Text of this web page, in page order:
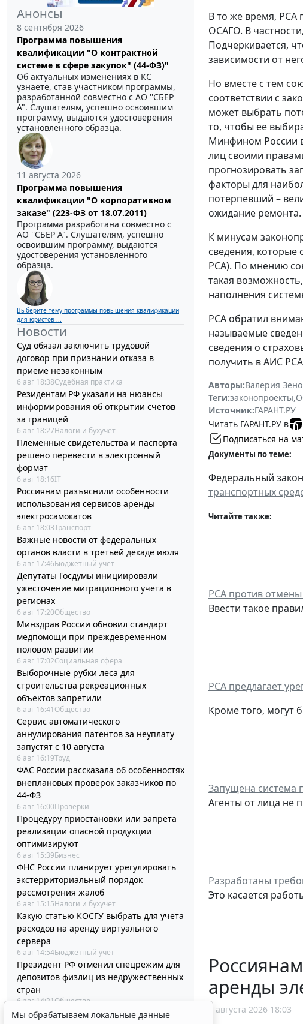
Анонсы
8 сентября 2026
Программа повышения
квалификации "О контрактной
системе в сфере закупок" (44-ФЗ)"
Об актуальных изменениях в КС
узнаете, став участником программы,
разработанной совместно с АО ''СБЕР
А". Слушателям, успешно освоившим
программу, выдаются удостоверения
установленного образца.
11 августа 2026
Программа повышения
квалификации "О корпоративном
заказе" (223-ФЗ от 18.07.2011)
Программа разработана совместно с
АО ''СБЕР А". Слушателям, успешно
освоившим программу, выдаются
удостоверения установленного
образца.
Выберите тему программы повышения квалификации
для юристов ...
Новости
Суд обязал заключить трудовой
договор при признании отказа в
приеме незаконным
6 авг 18:38Судебная практика
Резидентам РФ указали на нюансы
информирования об открытии счетов
за границей
6 авг 18:27Налоги и бухучет
Племенные свидетельства и паспорта
решено перевести в электронный
формат
6 авг 18:16IT
Россиянам разъяснили особенности
использования сервисов аренды
электросамокатов
6 авг 18:03Транспорт
Важные новости от федеральных
органов власти в третьей декаде июля
6 авг 17:46Бюджетный учет
Депутаты Госдумы инициировали
ужесточение миграционного учета в
регионах
6 авг 17:20Общество
Минздрав России обновил стандарт
медпомощи при преждевременном
половом развитии
6 авг 17:02Социальная сфера
Выборочные рубки леса для
строительства рекреационных
объектов запретили
6 авг 16:41 Общество
Сервис автоматического
аннулирования патентов за неуплату
запустят с 10 августа
6 авг 16:19Труд
ФАС России рассказала об особенностях
внеплановых проверок заказчиков по
44-ФЗ
6 авг 16:00Проверки
Процедуру приостановки или запрета
реализации опасной продукции
оптимизируют
6 авг 15:39Бизнес
ФНС России планирует урегулировать
экстерриториальный порядок
рассмотрения жалоб
6 авг 15:15Налоги и бухучет
Какую статью КОСГУ выбрать для учета
расходов на аренду виртуального
сервера
6 авг 14:54Бюджетный учет
Президент РФ отменил спецрежим для
депозитов физлиц из недружественных
стран
6 авг 14:31Общество
Социальный вычет на лечение
В то же время, РСА
ОСАГО. В
Подчеркивается,
зависимости от
Но вместе с тем
соответствии с
может выбрать
то, чтобы ее
Минфином России
лиц своими
прогнозировать
факторы для
потерпевший –
ожидание ремонта.
К минусам
сведения, которые
РСА). По мнению
такая
наполнения
РСА обратил
называемые
сведения о
получить в АИС
Авторы:Валерия
Теги:законопроекты,
Источник:ГАРАНТ.РУ
Читать ГАРАНТ.РУ в
Подписаться на
Документы по теме:
Федеральный
транспортных
Читайте также:
РСА против
Ввести такое
РСА предлагает
Кроме того, могут
Запущена система
Агенты от лица не
Разработаны
Это касается
аренды
6 августа 2026 18:03
Мы обрабатываем локальные данные